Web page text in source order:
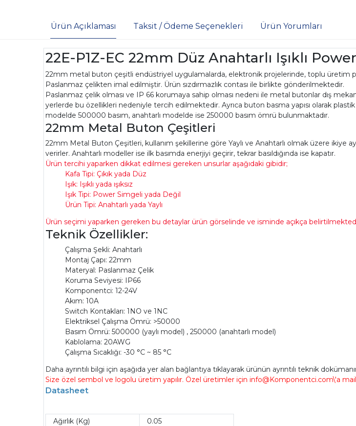
Ürün Açıklaması Taksit / Ödeme Seçenekleri Ürün Yorumları
22E-P1Z-EC 22mm Düz Anahtarlı Işıklı
22mm metal buton çeşitli endüstriyel uygulamalarda, elektronik projelerinde, toplu üretim
Paslanmaz çelikten imal edilmiştir. Ürün sızdırmazlık contası ile birlikte gönderilmektedir.
Paslanmaz çelik olması ve IP 66 korumaya sahip olması nedeni ile metal butonlar dış
yerlerde bu özellikleri nedeniyle tercih edilmektedir. Ayrıca buton basma yapısı olarak
modelde 500000 basım, anahtarlı modelde ise 250000 basım ömrü bulunmaktadır.
22mm Metal Buton Çeşitleri
22mm Metal Buton Çeşitleri, kullanım şekillerine göre Yaylı ve Anahtarlı olmak üzere ikiye
verirler. Anahtarlı modeller ise ilk basımda enerjiyi geçirir, tekrar basıldığında ise kapatır.
Ürün tercihi yaparken dikkat edilmesi gereken unsurlar aşağıdaki gibidir;
Kafa Tipi: Çıkık yada Düz
Işık: Işıklı yada ışıksız
Işık Tipi: Power Simgeli yada Değil
Ürün Tipi: Anahtarlı yada Yaylı
Ürün seçimi yaparken gereken bu detaylar ürün görselinde ve isminde açıkça
Teknik Özellikler:
Çalışma Şekli: Anahtarlı
Montaj Çapı: 22mm
Materyal: Paslanmaz Çelik
Koruma Seviyesi: IP66
Komponentci: 12-24V
Akım: 10A
Switch Kontakları: 1NO ve 1NC
Elektriksel Çalışma Ömrü: >50000
Basım Ömrü: 500000 (yaylı model) , 250000 (anahtarlı model)
Kablolama: 20AWG
Çalışma Sıcaklığı: -30 °C ~ 85 °C
Daha ayrıntılı bilgi için aşağıda yer alan bağlantıya tıklayarak ürünün ayrıntılı teknik
Size özel sembol ve logolu üretim yapılır. Özel üretimler için info@Komponentci.com\'a
Datasheet
Ağırlık (Kg) 0.05